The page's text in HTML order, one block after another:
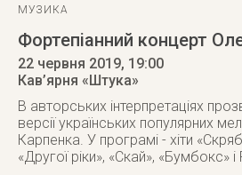
МУЗИКА
Фортепіанний концерт
22 червня 2019, 19:00
Кав’ярня «Штука»
В авторських інтерпретаціях
версії українських популярних
Карпенка. У програмі - хіти
«Другої ріки», «Скай», «Бумбокс»